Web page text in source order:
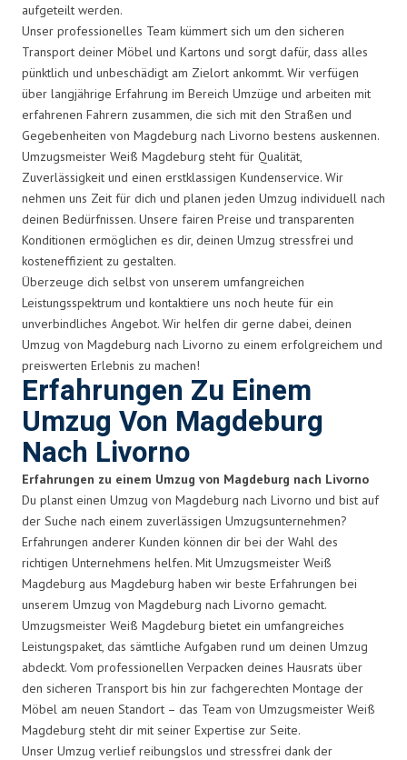
aufgeteilt werden.
Unser professionelles Team kümmert sich um den sicheren
Transport deiner Möbel und Kartons und sorgt dafür, dass alles
pünktlich und unbeschädigt am Zielort ankommt. Wir verfügen
über langjährige Erfahrung im Bereich Umzüge und arbeiten mit
erfahrenen Fahrern zusammen, die sich mit den Straßen und
Gegebenheiten von Magdeburg nach Livorno bestens auskennen.
Umzugsmeister Weiß Magdeburg steht für Qualität,
Zuverlässigkeit und einen erstklassigen Kundenservice. Wir
nehmen uns Zeit für dich und planen jeden Umzug individuell nach
deinen Bedürfnissen. Unsere fairen Preise und transparenten
Konditionen ermöglichen es dir, deinen Umzug stressfrei und
kosteneffizient zu gestalten.
Überzeuge dich selbst von unserem umfangreichen
Leistungsspektrum und kontaktiere uns noch heute für ein
unverbindliches Angebot. Wir helfen dir gerne dabei, deinen
Umzug von Magdeburg nach Livorno zu einem erfolgreichem und
preiswerten Erlebnis zu machen!
Erfahrungen Zu Einem
Umzug Von Magdeburg
Nach Livorno
Erfahrungen zu einem Umzug von Magdeburg nach Livorno
Du planst einen Umzug von Magdeburg nach Livorno und bist auf
der Suche nach einem zuverlässigen Umzugsunternehmen?
Erfahrungen anderer Kunden können dir bei der Wahl des
richtigen Unternehmens helfen. Mit Umzugsmeister Weiß
Magdeburg aus Magdeburg haben wir beste Erfahrungen bei
unserem Umzug von Magdeburg nach Livorno gemacht.
Umzugsmeister Weiß Magdeburg bietet ein umfangreiches
Leistungspaket, das sämtliche Aufgaben rund um deinen Umzug
abdeckt. Vom professionellen Verpacken deines Hausrats über
den sicheren Transport bis hin zur fachgerechten Montage der
Möbel am neuen Standort – das Team von Umzugsmeister Weiß
Magdeburg steht dir mit seiner Expertise zur Seite.
Unser Umzug verlief reibungslos und stressfrei dank der